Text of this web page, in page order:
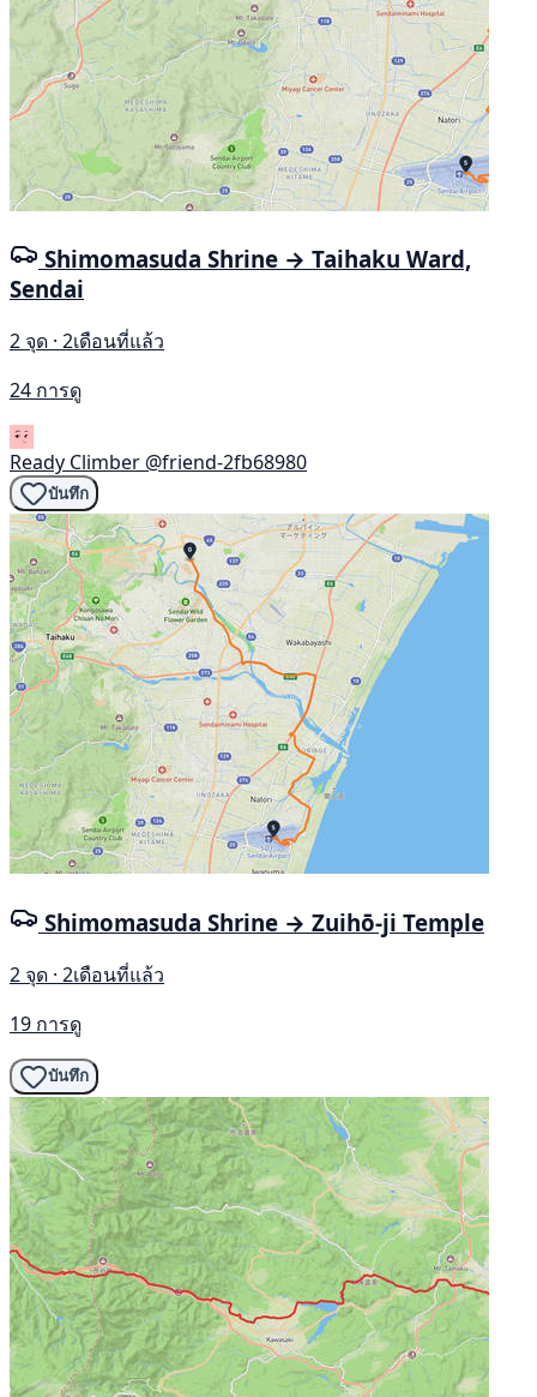
Shimomasuda Shrine → Taihaku Ward,
Sendai
2 จุด · 2เดือนที่แล้ว
24 การดู
Ready Climber @friend-2fb68980
บันทึก
Shimomasuda Shrine → Zuihō-ji Temple
2 จุด · 2เดือนที่แล้ว
19 การดู
บันทึก